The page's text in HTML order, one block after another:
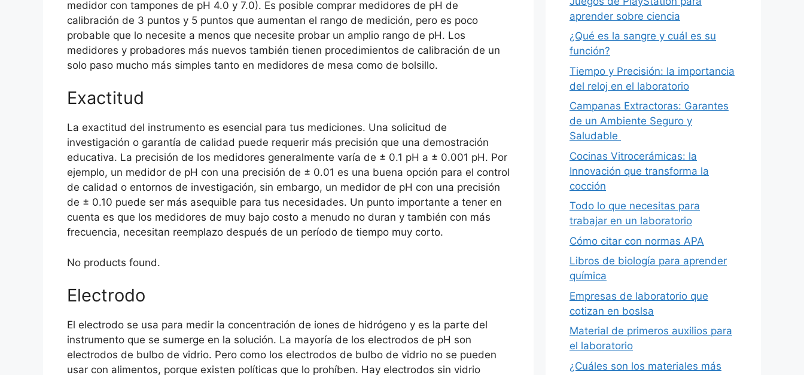
medidor con tampones de pH 4.0 y 7.0). Es posible comprar medidores de pH de
calibración de 3 puntos y 5 puntos que aumentan el rango de medición, pero es poco
probable que lo necesite a menos que necesite probar un amplio rango de pH. Los
medidores y probadores más nuevos también tienen procedimientos de calibración de un
solo paso mucho más simples tanto en medidores de mesa como de bolsillo.
Exactitud
La exactitud del instrumento es esencial para tus mediciones. Una solicitud de
investigación o garantía de calidad puede requerir más precisión que una demostración
educativa. La precisión de los medidores generalmente varía de ± 0.1 pH a ± 0.001 pH. Por
ejemplo, un medidor de pH con una precisión de ± 0.01 es una buena opción para el control
de calidad o entornos de investigación, sin embargo, un medidor de pH con una precisión
de ± 0.10 puede ser más asequible para tus necesidades. Un punto importante a tener en
cuenta es que los medidores de muy bajo costo a menudo no duran y también con más
frecuencia, necesitan reemplazo después de un período de tiempo muy corto.
No products found.
Electrodo
El electrodo se usa para medir la concentración de iones de hidrógeno y es la parte del
instrumento que se sumerge en la solución. La mayoría de los electrodos de pH son
electrodos de bulbo de vidrio. Pero como los electrodos de bulbo de vidrio no se pueden
usar con alimentos, porque existen políticas que lo prohíben. Hay electrodos sin vidrio
aprender sobre ciencia
¿Qué es la sangre y cuál es su
función?
Tiempo y Precisión: la importancia
del reloj en el laboratorio
Campanas Extractoras: Garantes
de un Ambiente Seguro y
Saludable
Cocinas Vitrocerámicas: la
Innovación que transforma la
cocción
Todo lo que necesitas para
trabajar en un laboratorio
Cómo citar con normas APA
Libros de biología para aprender
química
Empresas de laboratorio que
cotizan en boslsa
Material de primeros auxilios para
el laboratorio
¿Cuáles son los materiales más